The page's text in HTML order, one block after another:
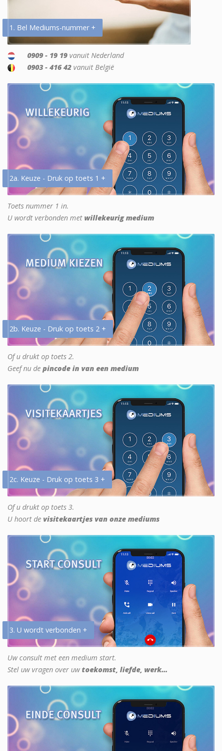
1. Bel Mediums-nummer +
0909 - 19 19 vanuit Nederland
0903 - 416 42 vanuit België
2a. Keuze - Druk op toets 1 +
Toets nummer 1 in.
U wordt verbonden met willekeurig medium
2b. Keuze - Druk op toets 2 +
Of u drukt op toets 2.
Geef nu de pincode in van een medium
2c. Keuze - Druk op toets 3 +
Of u drukt op toets 3.
U hoort de visitekaartjes van onze mediums
3. U wordt verbonden +
Uw consult met een medium start.
Stel uw vragen over uwtoekomst, liefde, werk...